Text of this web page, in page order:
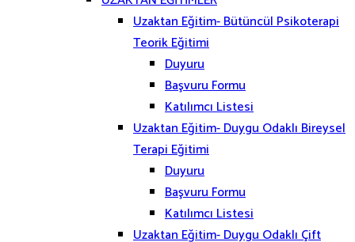
Uzaktan Eğitim- Bütüncül Psikoterapi
Teorik Eğitimi
Duyuru
Başvuru Formu
Katılımcı Listesi
Uzaktan Eğitim- Duygu Odaklı Bireysel
Terapi Eğitimi
Duyuru
Başvuru Formu
Katılımcı Listesi
Uzaktan Eğitim- Duygu Odaklı Çift